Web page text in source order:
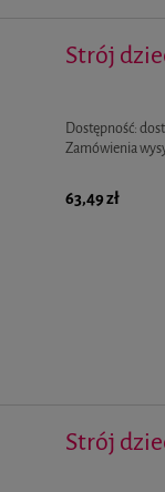
15,49 zł
Najniższa cena:23,19 zł
Strój
Dostępność:
Zamówienia
63,49 zł
Strój